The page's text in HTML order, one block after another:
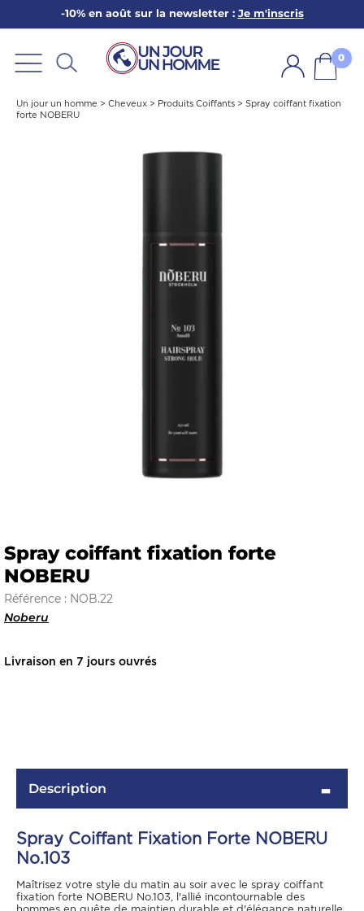
-10% en août sur la newsletter : Je m'inscris
0
Un jour un homme > Cheveux > Produits Coiffants > Spray coiffant fixation
forte NOBERU
Spray coiffant fixation forte
NOBERU
Référence : NOB.22
Noberu
Livraison en 7 jours ouvrés
Description
Spray Coiffant Fixation Forte NOBERU
No.103
Maîtrisez votre style du matin au soir avec le spray coiffant
fixation forte NOBERU No.103, l'allié incontournable des